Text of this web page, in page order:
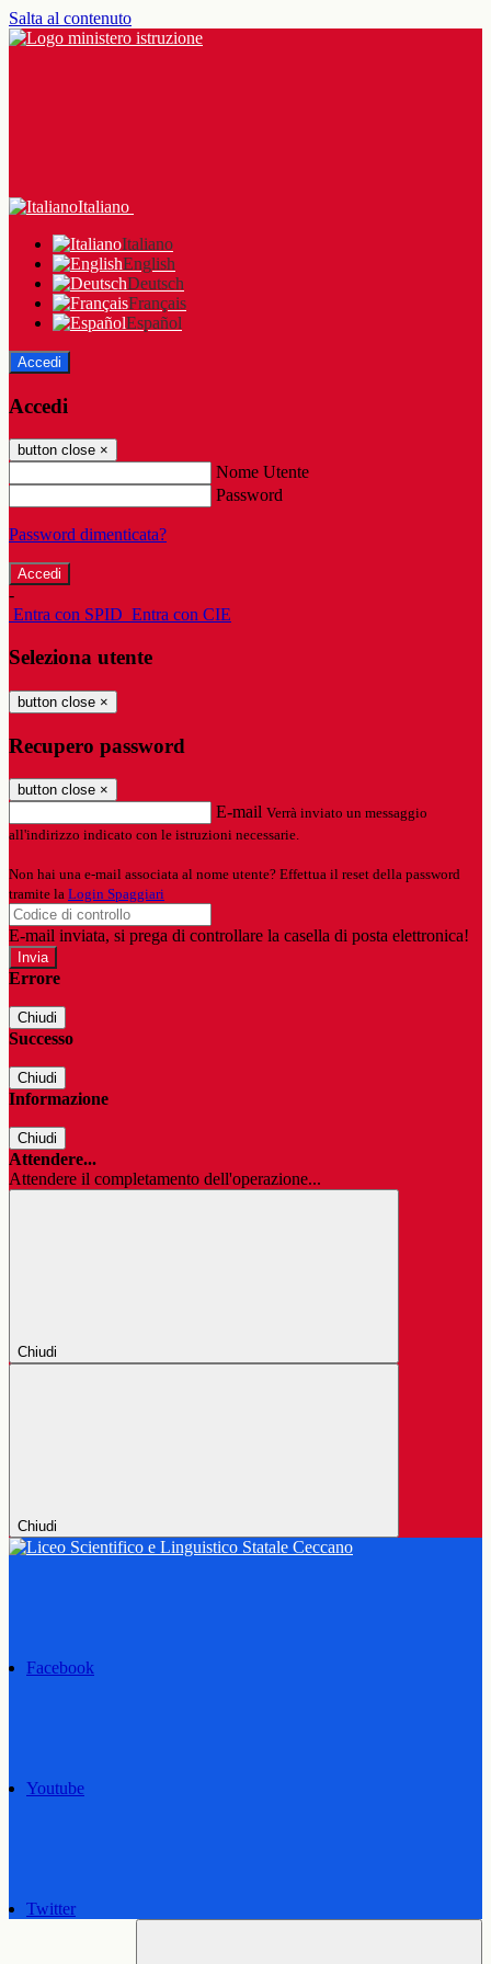
Salta al contenuto
Italiano
Italiano
English
Deutsch
Français
Español
Accedi
Accedi
button close ×
Nome Utente
Password
Password dimenticata?
-
Entra con SPID Entra con CIE
Seleziona utente
button close ×
Recupero password
button close ×
E-mail Verrà inviato un messaggio
all'indirizzo indicato con le istruzioni necessarie.
Non hai una e-mail associata al nome utente? Effettua il reset della password
tramite la Login Spaggiari
E-mail inviata, si prega di controllare la casella di posta elettronica!
Errore
Chiudi
Successo
Chiudi
Informazione
Chiudi
Attendere...
Attendere il completamento dell'operazione...
Chiudi
Chiudi
Facebook
Youtube
Twitter